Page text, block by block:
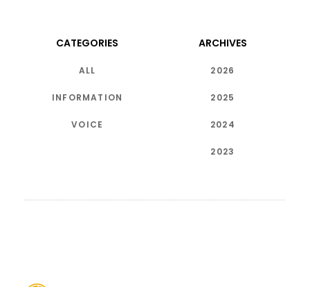
CATEGORIES
ALL
INFORMATION
VOICE
ARCHIVES
2026
2025
2024
2023